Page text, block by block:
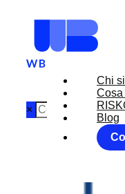
Chi
Cosa
Blog
×